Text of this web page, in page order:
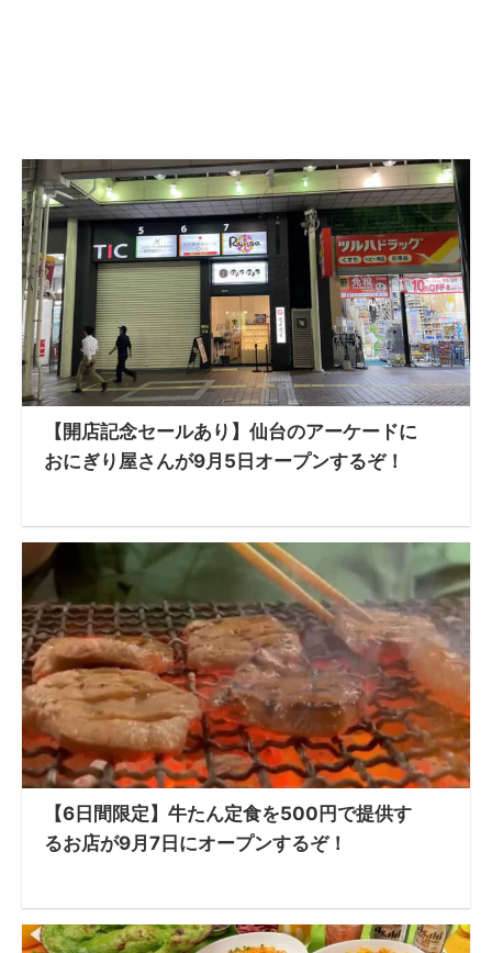
【開店記念セールあり】仙台のアーケードに
おにぎり屋さんが9月5日オープンするぞ！
【6日間限定】牛たん定食を500円で提供す
るお店が9月7日にオープンするぞ！